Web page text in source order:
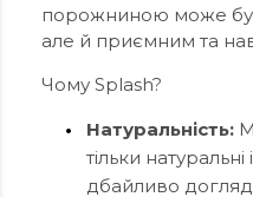
порожниною може
але й приємним та
Чому Splash?
Натуральність:
тільки натуральні
дбайливо